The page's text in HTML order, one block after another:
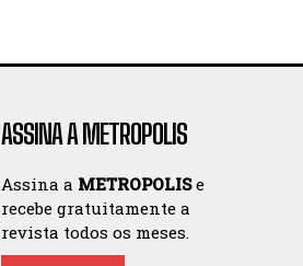
ASSINA A METROPOLIS
Assina a METROPOLISe
recebe gratuitamente a
revista todos os meses.